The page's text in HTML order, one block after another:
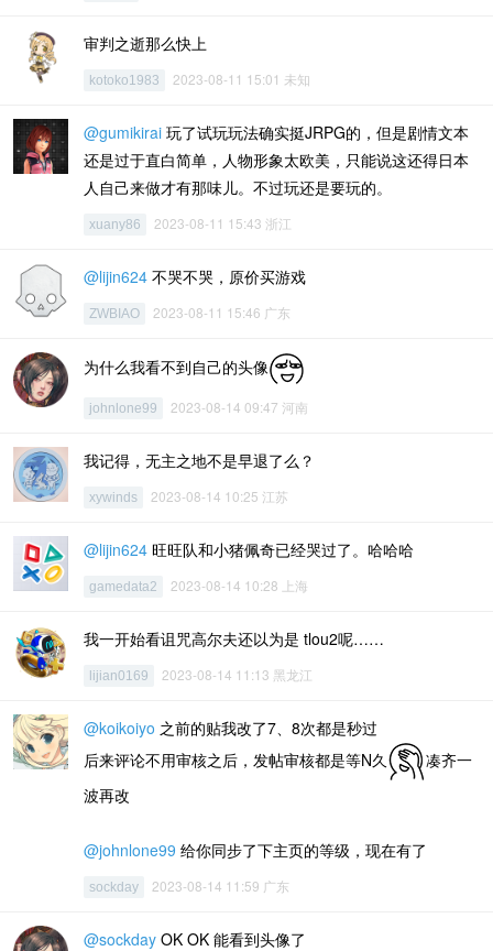
审判之逝那么快上
kotoko1983 2023-08-11 15:01 未知
@gumikirai 玩了试玩玩法确实挺JRPG的，但是剧情文本
还是过于直白简单，人物形象太欧美，只能说这还得日本
人自己来做才有那味儿。不过玩还是要玩的。
xuany86 2023-08-11 15:43 浙江
@lijin624 不哭不哭，原价买游戏
ZWBIAO 2023-08-11 15:46 广东
为什么我看不到自己的头像
johnlone99 2023-08-14 09:47 河南
我记得，无主之地不是早退了么？
xywinds 2023-08-14 10:25 江苏
@lijin624 旺旺队和小猪佩奇已经哭过了。哈哈哈
gamedata2 2023-08-14 10:28 上海
我一开始看诅咒高尔夫还以为是 tlou2呢……
lijian0169 2023-08-14 11:13 黑龙江
@koikoiyo 之前的贴我改了7、8次都是秒过
后来评论不用审核之后，发帖审核都是等N久
凑齐一
波再改
@johnlone99 给你同步了下主页的等级，现在有了
sockday 2023-08-14 11:59 广东
@sockday OK OK 能看到头像了